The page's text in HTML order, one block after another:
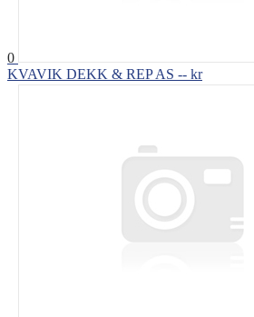
0
KVAVIK DEKK & REP AS -- kr